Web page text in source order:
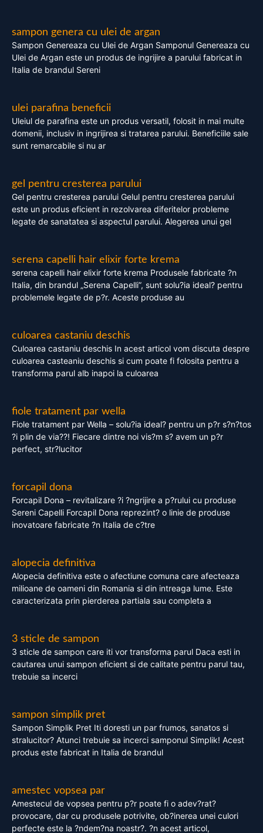
sampon genera cu ulei de argan
Sampon Genereaza cu Ulei de Argan Samponul Genereaza cu
Ulei de Argan este un produs de ingrijire a parului fabricat in
Italia de brandul Sereni
ulei parafina beneficii
Uleiul de parafina este un produs versatil, folosit in mai multe
domenii, inclusiv in ingrijirea si tratarea parului. Beneficiile sale
sunt remarcabile si nu ar
gel pentru cresterea parului
Gel pentru cresterea parului Gelul pentru cresterea parului
este un produs eficient in rezolvarea diferitelor probleme
legate de sanatatea si aspectul parului. Alegerea unui gel
serena capelli hair elixir forte krema
serena capelli hair elixir forte krema Produsele fabricate ?n
Italia, din brandul „Serena Capelli”, sunt solu?ia ideal? pentru
problemele legate de p?r. Aceste produse au
culoarea castaniu deschis
Culoarea castaniu deschis In acest articol vom discuta despre
culoarea casteaniu deschis si cum poate fi folosita pentru a
transforma parul alb inapoi la culoarea
fiole tratament par wella
Fiole tratament par Wella – solu?ia ideal? pentru un p?r s?n?tos
?i plin de via??! Fiecare dintre noi vis?m s? avem un p?r
perfect, str?lucitor
forcapil dona
Forcapil Dona – revitalizare ?i ?ngrijire a p?rului cu produse
Sereni Capelli Forcapil Dona reprezint? o linie de produse
inovatoare fabricate ?n Italia de c?tre
alopecia definitiva
Alopecia definitiva este o afectiune comuna care afecteaza
milioane de oameni din Romania si din intreaga lume. Este
caracterizata prin pierderea partiala sau completa a
3 sticle de sampon
3 sticle de sampon care iti vor transforma parul Daca esti in
cautarea unui sampon eficient si de calitate pentru parul tau,
trebuie sa incerci
sampon simplik pret
Sampon Simplik Pret Iti doresti un par frumos, sanatos si
stralucitor? Atunci trebuie sa incerci samponul Simplik! Acest
produs este fabricat in Italia de brandul
amestec vopsea par
Amestecul de vopsea pentru p?r poate fi o adev?rat?
provocare, dar cu produsele potrivite, ob?inerea unei culori
perfecte este la ?ndem?na noastr?. ?n acest articol,